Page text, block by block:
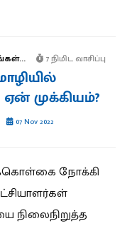
7 நிமிட வாசிப்பு
முக்கியம்?
07 Nov 2022
நோக்கி
நிலைநிறுத்த